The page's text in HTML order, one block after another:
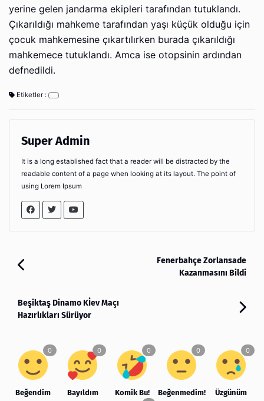
yerine gelen jandarma ekipleri tarafından tutuklandı.
Çıkarıldığı mahkeme tarafından yaşı küçük olduğu için
çocuk mahkemesine çıkartılırken burada çıkarıldığı
mahkemece tutuklandı. Amca ise otopsinin ardından
defnedildi.
Etiketler :
Super Admin
It is a long established fact that a reader will be distracted by the
readable content of a page when looking at its layout. The point of
using Lorem Ipsum
Fenerbahçe Zorlansade
Kazanmasını Bildi
Beşiktaş Dinamo Kİev Maçı
Hazırlıkları Sürüyor
Beğendim Bayıldım Komik Bu! Beğenmedim! Üzgünüm